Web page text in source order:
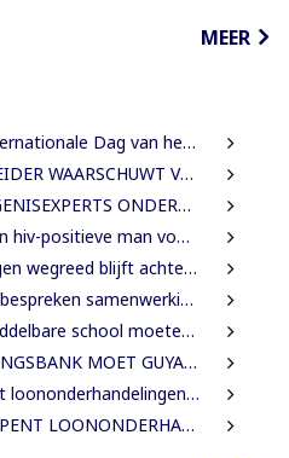
MEER
Dag van het Bier
VOOR RISICO’S VLIEGVEILIGHEID
JEUGDINRICHTING CURAÇAO
mishandeling en verkrachting van sekswerkster
blijft achter tralies
rond natuurbescherming
SRD betalen om diploma te ontvangen”
OM BUITENLANDSE BEDRIJVEN TE VERVANGEN
met vakbonden aan
NA LICHTE FINANCIËLE ADEMRUIMTE